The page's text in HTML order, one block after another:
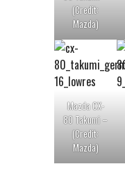
(Credit:
Mazda)
Mazda CX-
80 Takumi –
(Credit:
Mazda)